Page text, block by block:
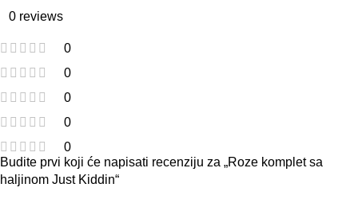
0 reviews
0
0
0
0
0
Budite prvi koji će napisati recenziju za „Roze komplet sa
haljinom Just Kiddin“